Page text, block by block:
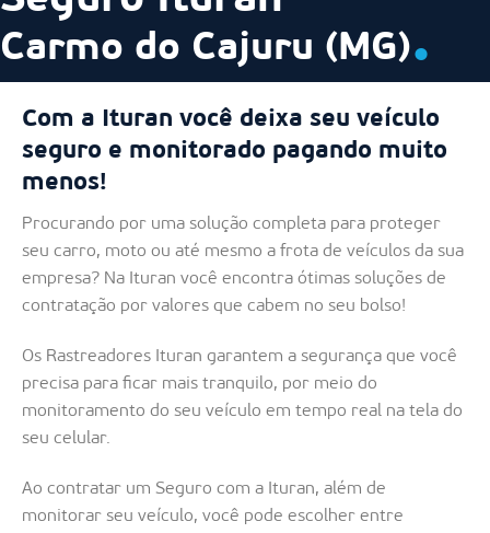
Carmo do Cajuru (MG).
Com a Ituran você deixa seu veículo
seguro e monitorado pagando muito
menos!
Procurando por uma solução completa para proteger
seu carro, moto ou até mesmo a frota de veículos da sua
empresa? Na Ituran você encontra ótimas soluções de
contratação por valores que cabem no seu bolso!
Os Rastreadores Ituran garantem a segurança que você
precisa para ficar mais tranquilo, por meio do
monitoramento do seu veículo em tempo real na tela do
seu celular.
Ao contratar um Seguro com a Ituran, além de
monitorar seu veículo, você pode escolher entre